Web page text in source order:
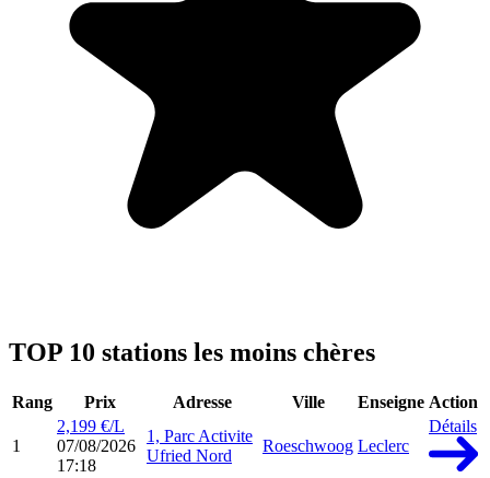
TOP 10 stations les moins chères
Rang Prix Adresse Ville Enseigne Action
1
2,199 €/L
07/08/2026
17:18
1, Parc Activite
Ufried Nord
Roeschwoog Leclerc
Détails